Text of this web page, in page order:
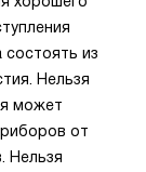
из
Нельзя
может
от
Нельзя